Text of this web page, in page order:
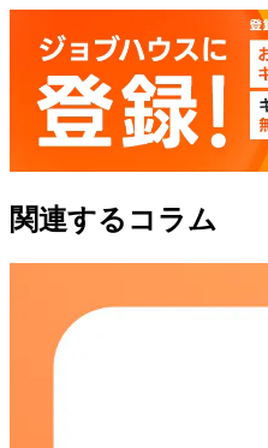
関連するコラム